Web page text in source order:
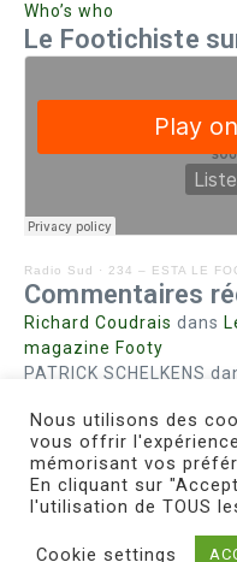
Who’s who
Le Footichiste
Radio Sud · 234 – ESTA LE
Commentaires
Richard Coudrais dans
magazine Footy
PATRICK SCHELKENS
Bohn fabiennedans
Steph. RUTA dansLust
MIRMANDdansPieds
Nous utilisons des
vous offrir
mémorisant vos
En cliquant sur
l'utilisation de TOUS
Cookie settings